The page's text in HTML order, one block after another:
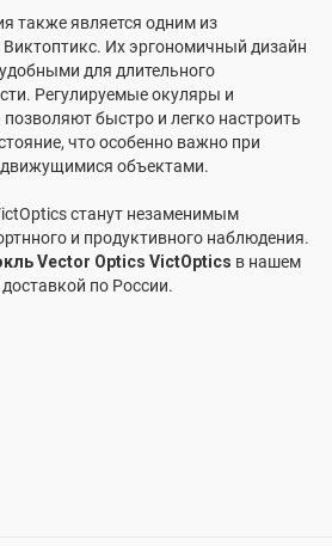
также является одним из
Их эргономичный дизайн
для длительного
Регулируемые окуляры и
быстро и легко настроить
что особенно важно при
объектами.
станут незаменимым
и продуктивного наблюдения.
Vector Optics VictOptics в нашем
по России.